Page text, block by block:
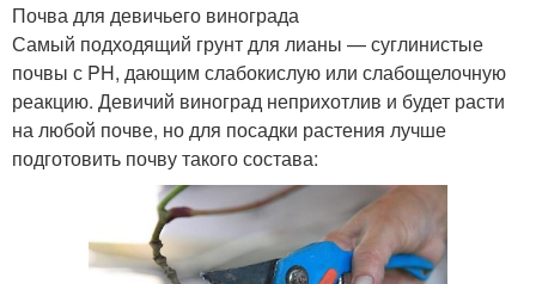
Почва для девичьего винограда
Самый подходящий грунт для лианы — суглинистые
почвы с PH, дающим слабокислую или слабощелочную
реакцию. Девичий виноград неприхотлив и будет расти
на любой почве, но для посадки растения лучше
подготовить почву такого состава: